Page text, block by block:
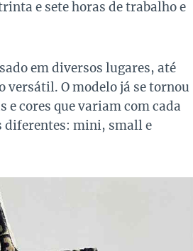
e sete horas de trabalho e
em diversos lugares, até
versátil. O modelo já se tornou
e cores que variam com cada
diferentes: mini, small e